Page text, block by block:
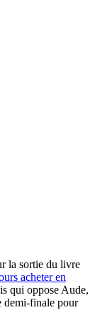
la sortie du livre
acheter en
qui oppose Aude,
demi-finale pour